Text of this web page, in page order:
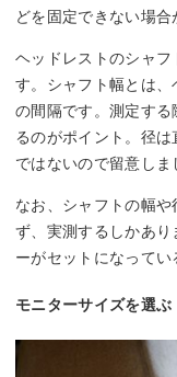
どを固定できない場合
ヘッドレストのシャフ
す。シャフト幅とは、
の間隔です。測定す
るのがポイント。径
ではないので留意しま
なお、シャフトの幅
ず、実測するしかあ
ーがセットになってい
モニターサイズを選ぶ